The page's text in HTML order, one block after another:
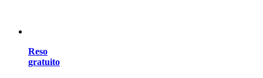
Reso
gratuito